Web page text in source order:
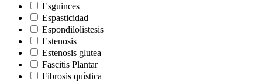
Esguinces
Espasticidad
Espondilolistesis
Estenosis
Estenosis glutea
Fascitis Plantar
Fibrosis quística